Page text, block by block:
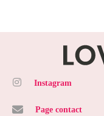
Instagram
Page contact